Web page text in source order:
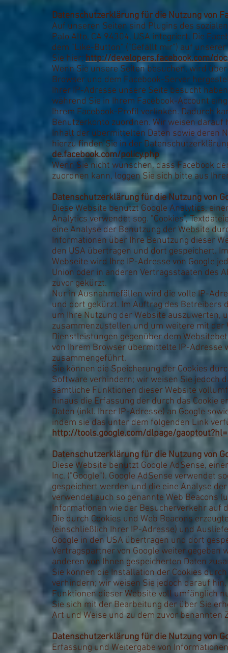
Datenschutzerklärung für die Nutzung von
Auf unseren Seiten sind Plugins des
Palo Alto, CA 94304, USA integriert. Die
dem "Like-Button" ("Gefällt mir") auf
Sie hier: http://developers.facebook.com/
Wenn Sie unsere Seiten besuchen, wird
Browser und dem Facebook-Server
Ihrer IP-Adresse unsere Seite besucht
während Sie in Ihrem Facebook-Account
Ihrem Facebook-Profil verlinken. Dadurch
Benutzerkonto zuordnen. Wir weisen
Inhalt der übermittelten Daten sowie deren
hierzu finden Sie in der
de.facebook.com/policy.php
Wenn Sie nicht wünschen, dass Facebook
zuordnen kann, loggen Sie sich bitte aus
Datenschutzerklärung für die Nutzung von
Diese Website benutzt Google Analytics,
Analytics verwendet sog. "Cookies",
eine Analyse der Benutzung der Website
Informationen über Ihre Benutzung dieser
den USA übertragen und dort gespeichert.
Webseite wird Ihre IP-Adresse von Google
Union oder in anderen Vertragsstaaten des
zuvor gekürzt.
Nur in Ausnahmefällen wird die volle IP-
und dort gekürzt. Im Auftrag des Betreibers
um Ihre Nutzung der Website auszuwerten,
zusammenzustellen und um weitere mit
Dienstleistungen gegenüber dem
von Ihrem Browser übermittelte IP-Adresse
zusammengeführt.
Sie können die Speicherung der Cookies
Software verhindern; wir weisen Sie jedoch
sämtliche Funktionen dieser Website
hinaus die Erfassung der durch das Cookie
Daten (inkl. Ihrer IP-Adresse) an Google
indem sie das unter dem folgenden Link
http://tools.google.com/dlpage/
Datenschutzerklärung für die Nutzung von
Diese Website benutzt Google AdSense,
Inc. ("Google"). Google AdSense verwendet
gespeichert werden und die eine Analyse
verwendet auch so genannte Web Beacons
Informationen wie der Besucherverkehr auf
Die durch Cookies und Web Beacons
(einschließlich Ihrer IP-Adresse) und
Google in den USA übertragen und dort
Vertragspartner von Google weiter gegeben
anderen von Ihnen gespeicherten Daten
Sie können die Installation der Cookies
verhindern; wir weisen Sie jedoch darauf
Funktionen dieser Website voll umfänglich
Sie sich mit der Bearbeitung der über Sie
Art und Weise und zu dem zuvor benannten
Datenschutzerklärung für die Nutzung von
Erfassung und Weitergabe von